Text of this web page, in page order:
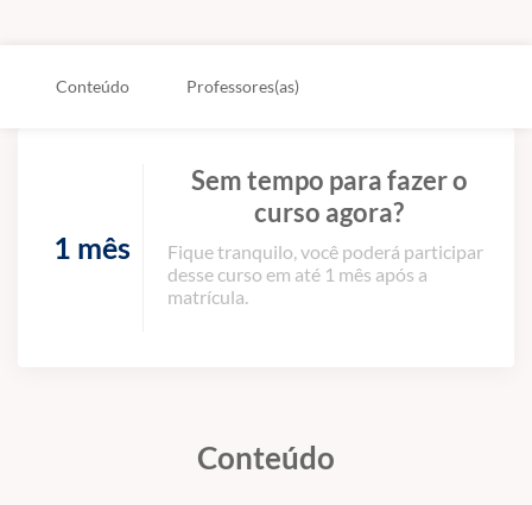
Conteúdo Professores(as)
1 mês
Sem tempo para fazer o
curso agora?
Fique tranquilo, você poderá participar
desse curso em até 1 mês após a
matrícula.
Conteúdo